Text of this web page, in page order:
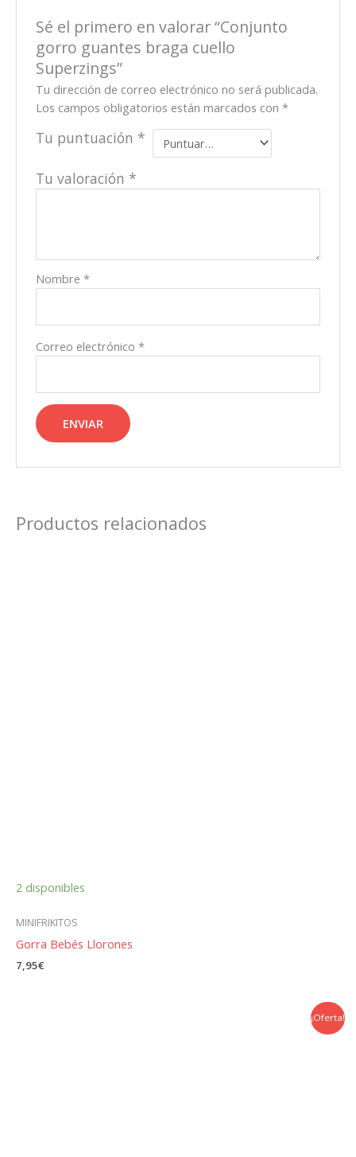
Sé el primero en valorar “Conjunto
gorro guantes braga cuello
Superzings”
Tu dirección de correo electrónico no será publicada.
Los campos obligatorios están marcados con*
Tu puntuación *
Tu valoración *
Nombre*
Correo electrónico*
Productos relacionados
2 disponibles
MINIFRIKITOS
Gorra Bebés Llorones
7,95€
¡Oferta!